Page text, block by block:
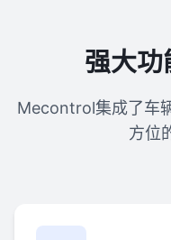
强大功
Mecontrol集成了车
方位